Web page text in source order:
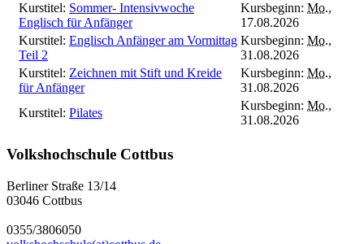
Kurstitel: Sommer- Intensivwoche
Englisch für Anfänger
Kursbeginn: Mo.,
17.08.2026
Kurstitel: Englisch Anfänger am Vormittag
Teil 2
Kursbeginn: Mo.,
31.08.2026
Kurstitel: Zeichnen mit Stift und Kreide
für Anfänger
Kursbeginn: Mo.,
31.08.2026
Kurstitel: Pilates
Kursbeginn: Mo.,
31.08.2026
Volkshochschule Cottbus
Berliner Straße 13/14
03046 Cottbus
0355/3806050